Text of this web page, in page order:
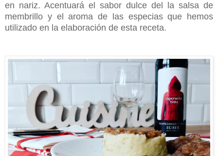
en nariz. Acentuará el sabor dulce del la salsa de
membrillo y el aroma de las especias que hemos
utilizado en la elaboración de esta receta.